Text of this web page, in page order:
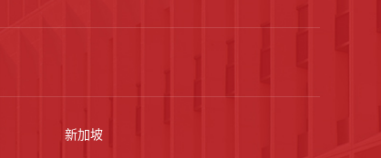
新加坡